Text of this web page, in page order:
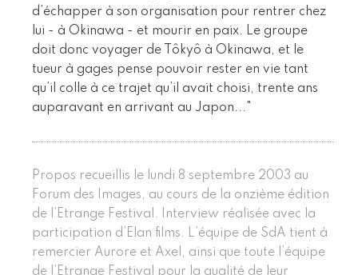
d’échapper à son organisation pour rentrer chez
lui - à Okinawa - et mourir en paix. Le groupe
doit donc voyager de Tôkyô à Okinawa, et le
tueur à gages pense pouvoir rester en vie tant
qu’il colle à ce trajet qu’il avait choisi, trente ans
auparavant en arrivant au Japon..."
Propos recueillis le lundi 8 septembre 2003 au
Forum des Images, au cours de la onzième édition
de l’Etrange Festival. Interview réalisée avec la
participation d’Elan films. L’équipe de SdA tient à
remercier Aurore et Axel, ainsi que toute l’équipe
de l’Etrange Festival pour la qualité de leur